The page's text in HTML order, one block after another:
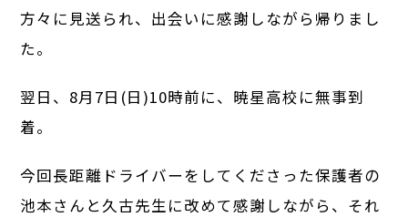
方々に見送られ、出会いに感謝しながら帰りまし
た。
翌日、8月7日(日)10時前に、暁星高校に無事到
着。
今回長距離ドライバーをしてくださった保護者の
池本さんと久古先生に改めて感謝しながら、それ